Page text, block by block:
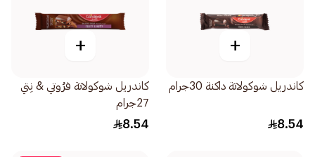
+
كاندريل شوكولاتة داكنة 30جرام
8.54
+
كاندريل شوكولاتة فرُوتي & نِتي
27جرام
8.54